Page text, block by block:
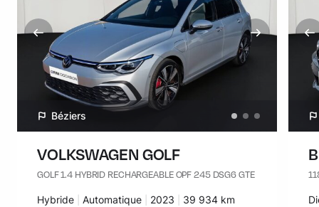
Béziers
VOLKSWAGEN GOLF
GOLF 1.4 HYBRID RECHARGEABLE OPF 245 DSG6 GTE
Carburant :
Hybride Transmission :
Automatique Années :
2023 Kilomètres :
39 934 km